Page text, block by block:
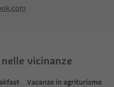
vicinanze
Vacanze in agriturismo